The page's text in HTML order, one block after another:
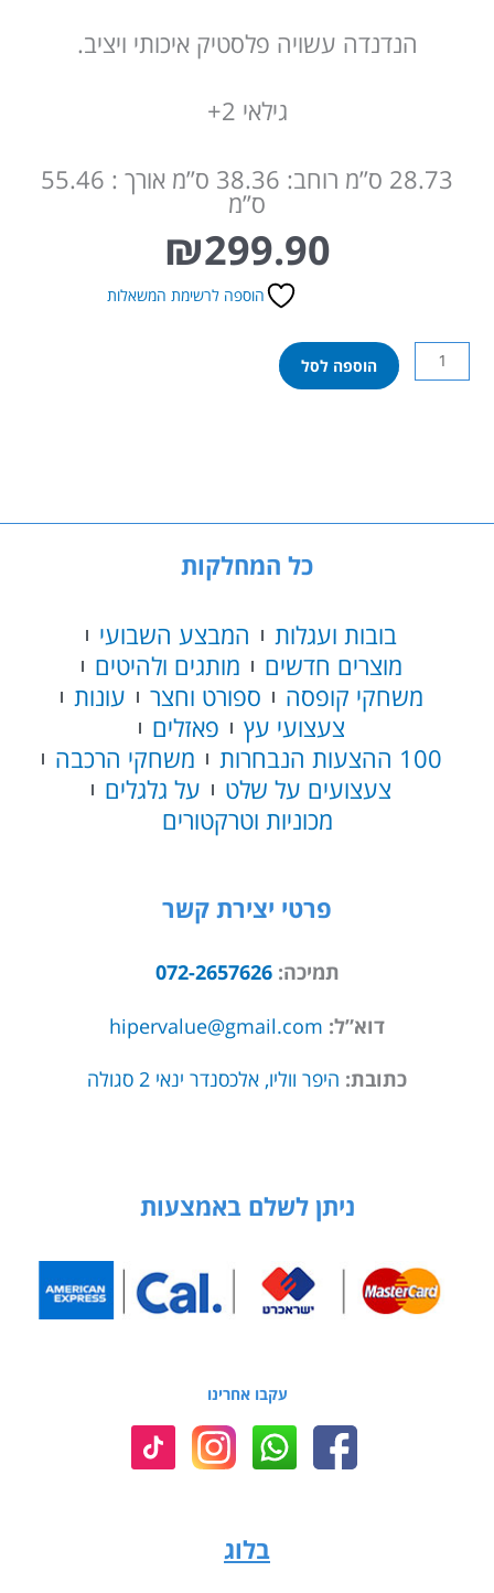
הנדנדה עשויה פלסטיק איכותי ויציב.
גילאי 2+
28.73 ס”מ רוחב: 38.36 ס”מ אורך : 55.46
ס”מ
₪299.90
הוספה לרשימת המשאלות
כמות
של
הוספה לסל
כל המחלקות
בובות ועגלות
המבצע השבועי
מוצרים חדשים
מותגים ולהיטים
משחקי קופסה
ספורט וחצר
עונות
צעצועי עץ
פאזלים
100 ההצעות הנבחרות
משחקי הרכבה
צעצועים על שלט
על גלגלים
מכוניות וטרקטורים
פרטי יצירת קשר
תמיכה:072-2657626
דוא”ל: hipervalue@gmail.com
כתובת: היפר ווליו, אלכסנדר ינאי 2 סגולה
ניתן לשלם באמצעות
עקבו אחרינו
בלוג